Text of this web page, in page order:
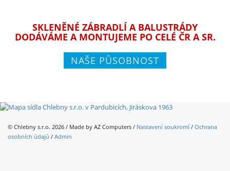
SKLENĚNÉ ZÁBRADLÍ A BALUSTRÁDY
DODÁVÁME A MONTUJEME PO CELÉ ČR A SR.
NAŠE PŮSOBNOST
© Chlebny s.r.o. 2026 / Made by AZ Computers / Nastavení soukromí / Ochrana
osobních údajů / Admin